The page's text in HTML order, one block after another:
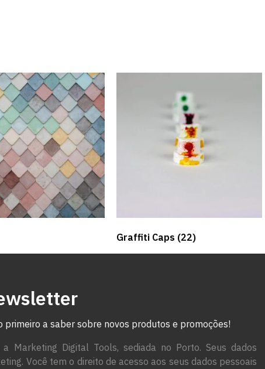
Graffiti Caps​ (22)
a saber sobre novos produtos e promoções!
Marketing Digital Tools, sediada no Porto. Seus dados
Você tem o direito de acesso aos seus dados pessoais